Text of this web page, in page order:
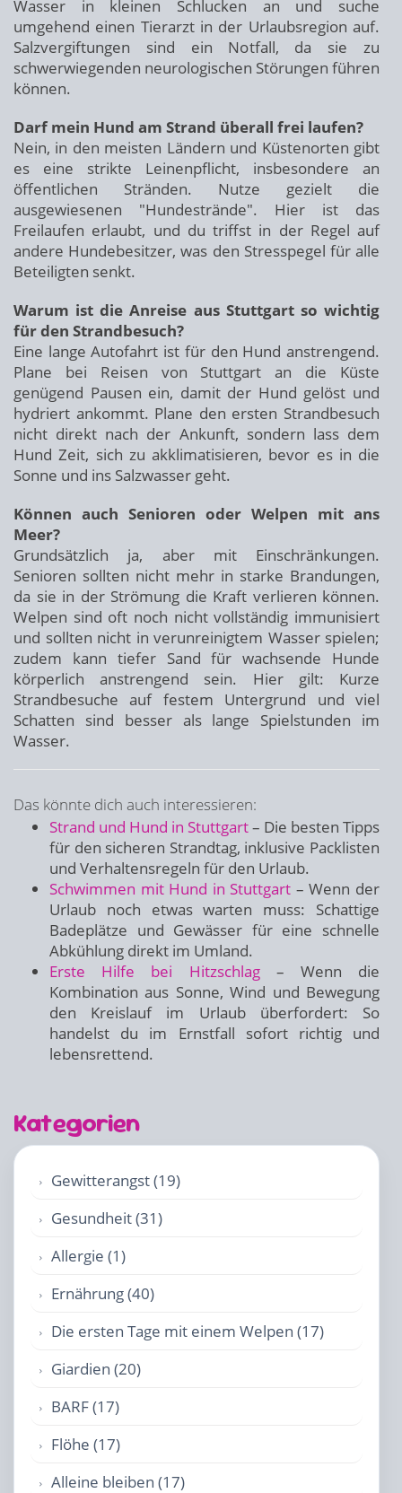
Wasser in kleinen Schlucken an und suche
umgehend einen Tierarzt in der Urlaubsregion auf.
Salzvergiftungen sind ein Notfall, da sie zu
schwerwiegenden neurologischen Störungen führen
können.
Darf mein Hund am Strand überall frei laufen?
Nein, in den meisten Ländern und Küstenorten gibt
es eine strikte Leinenpflicht, insbesondere an
öffentlichen Stränden. Nutze gezielt die
ausgewiesenen "Hundestrände". Hier ist das
Freilaufen erlaubt, und du triffst in der Regel auf
andere Hundebesitzer, was den Stresspegel für alle
Beteiligten senkt.
Warum ist die Anreise aus Stuttgart so wichtig
für den Strandbesuch?
Eine lange Autofahrt ist für den Hund anstrengend.
Plane bei Reisen von Stuttgart an die Küste
genügend Pausen ein, damit der Hund gelöst und
hydriert ankommt. Plane den ersten Strandbesuch
nicht direkt nach der Ankunft, sondern lass dem
Hund Zeit, sich zu akklimatisieren, bevor es in die
Sonne und ins Salzwasser geht.
Können auch Senioren oder Welpen mit ans
Meer?
Grundsätzlich ja, aber mit Einschränkungen.
Senioren sollten nicht mehr in starke Brandungen,
da sie in der Strömung die Kraft verlieren können.
Welpen sind oft noch nicht vollständig immunisiert
und sollten nicht in verunreinigtem Wasser spielen;
zudem kann tiefer Sand für wachsende Hunde
körperlich anstrengend sein. Hier gilt: Kurze
Strandbesuche auf festem Untergrund und viel
Schatten sind besser als lange Spielstunden im
Wasser.
Das könnte dich auch interessieren:
Strand und Hund in Stuttgart– Die besten Tipps
für den sicheren Strandtag, inklusive Packlisten
und Verhaltensregeln für den Urlaub.
Schwimmen mit Hund in Stuttgart – Wenn der
Urlaub noch etwas warten muss: Schattige
Badeplätze und Gewässer für eine schnelle
Abkühlung direkt im Umland.
Erste Hilfe bei Hitzschlag– Wenn die
Kombination aus Sonne, Wind und Bewegung
den Kreislauf im Urlaub überfordert: So
handelst du im Ernstfall sofort richtig und
lebensrettend.
Kategorien
Gewitterangst (19)
Gesundheit (31)
Allergie (1)
Ernährung (40)
Die ersten Tage mit einem Welpen (17)
Giardien (20)
BARF (17)
Flöhe (17)
Alleine bleiben (17)